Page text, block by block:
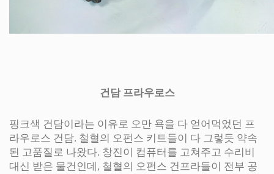
건담 프라우로스
핑크색 건담이라는 이유로 오만 욕을 다 얻어먹었던 프
라우로스 건담. 철혈의 오펀스 키트들이 다 그렇듯 약속
된 고품질로 나왔다. 창진이 컴퓨터를 고쳐주고 수리비
대신 받은 물건인데, 철혈의 오펀스 건프라들이 전부 공